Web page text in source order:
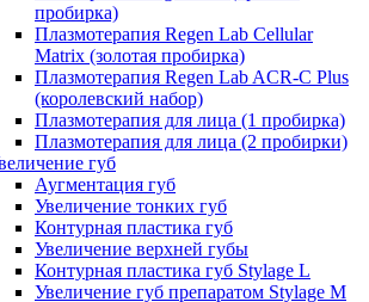
пробирка)
Плазмотерапия Regen Lab Cellular
Matrix (золотая пробирка)
Плазмотерапия Regen Lab ACR-C Plus
(королевский набор)
Плазмотерапия для лица (1 пробирка)
Плазмотерапия для лица (2 пробирки)
губ
Аугментация губ
Увеличение тонких губ
Контурная пластика губ
Увеличение верхней губы
Контурная пластика губ Stylage L
Увеличение губ препаратом Stylage M